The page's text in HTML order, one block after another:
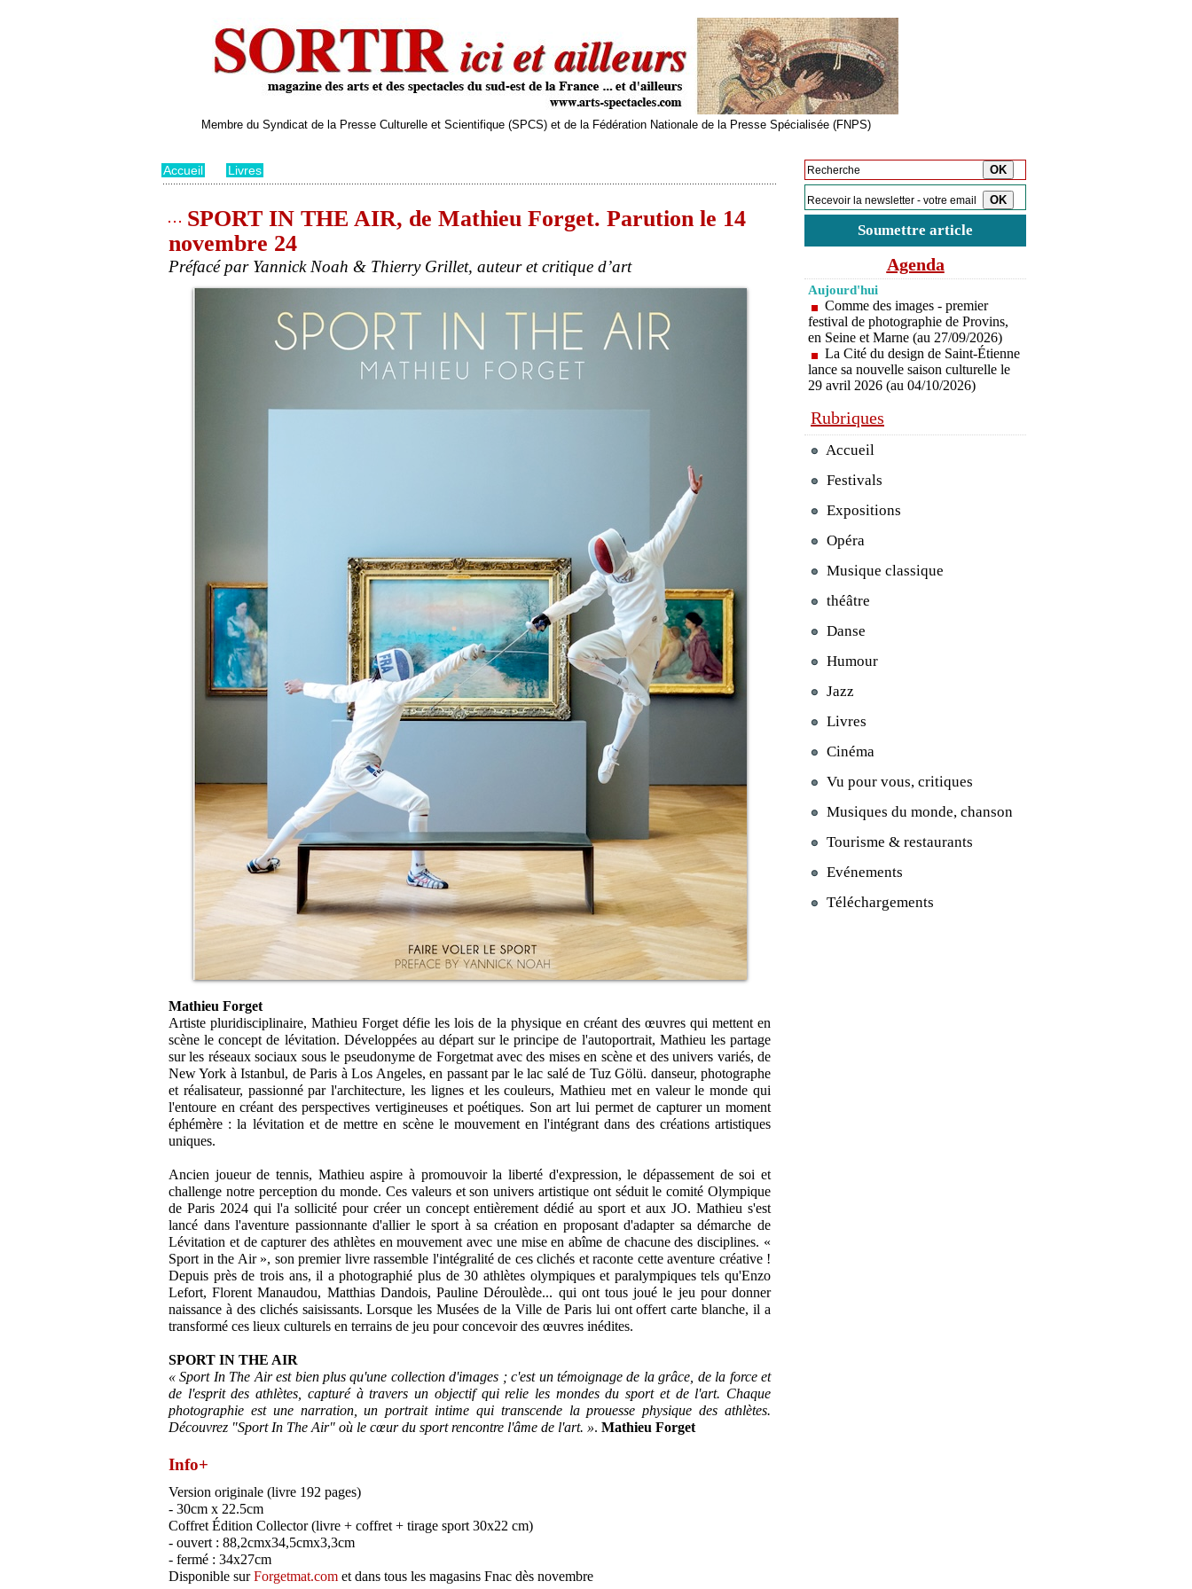
Membre du Syndicat de la Presse Culturelle et Scientifique (SPCS) et de la Fédération Nationale de la Presse Spécialisée (FNPS)
Accueil Livres
SPORT IN THE AIR, de Mathieu Forget. Parution le 14
novembre 24
Préfacé par Yannick Noah & Thierry Grillet, auteur et critique d’art
Mathieu Forget
Artiste pluridisciplinaire, Mathieu Forget défie les lois de la physique en créant des œuvres qui mettent en
scène le concept de lévitation. Développées au départ sur le principe de l'autoportrait, Mathieu les partage
sur les réseaux sociaux sous le pseudonyme de Forgetmat avec des mises en scène et des univers variés, de
New York à Istanbul, de Paris à Los Angeles, en passant par le lac salé de Tuz Gölü. danseur, photographe
et réalisateur, passionné par l'architecture, les lignes et les couleurs, Mathieu met en valeur le monde qui
l'entoure en créant des perspectives vertigineuses et poétiques. Son art lui permet de capturer un moment
éphémère : la lévitation et de mettre en scène le mouvement en l'intégrant dans des créations artistiques
uniques.
Ancien joueur de tennis, Mathieu aspire à promouvoir la liberté d'expression, le dépassement de soi et
challenge notre perception du monde. Ces valeurs et son univers artistique ont séduit le comité Olympique
de Paris 2024 qui l'a sollicité pour créer un concept entièrement dédié au sport et aux JO. Mathieu s'est
lancé dans l'aventure passionnante d'allier le sport à sa création en proposant d'adapter sa démarche de
Lévitation et de capturer des athlètes en mouvement avec une mise en abîme de chacune des disciplines. «
Sport in the Air », son premier livre rassemble l'intégralité de ces clichés et raconte cette aventure créative !
Depuis près de trois ans, il a photographié plus de 30 athlètes olympiques et paralympiques tels qu'Enzo
Lefort, Florent Manaudou, Matthias Dandois, Pauline Déroulède... qui ont tous joué le jeu pour donner
naissance à des clichés saisissants. Lorsque les Musées de la Ville de Paris lui ont offert carte blanche, il a
transformé ces lieux culturels en terrains de jeu pour concevoir des œuvres inédites.
SPORT IN THE AIR
« Sport In The Air est bien plus qu'une collection d'images ; c'est un témoignage de la grâce, de la force et
de l'esprit des athlètes, capturé à travers un objectif qui relie les mondes du sport et de l'art. Chaque
photographie est une narration, un portrait intime qui transcende la prouesse physique des athlètes.
Découvrez "Sport In The Air" où le cœur du sport rencontre l'âme de l'art. ». Mathieu Forget
Info+
Version originale (livre 192 pages)
- 30cm x 22.5cm
Coffret Édition Collector (livre + coffret + tirage sport 30x22 cm)
- ouvert : 88,2cmx34,5cmx3,3cm
- fermé : 34x27cm
Disponible surForgetmat.com et dans tous les magasins Fnac dès novembre
Soumettre article
Agenda
Aujourd'hui
Comme des images - premier
festival de photographie de Provins,
en Seine et Marne (au 27/09/2026)
La Cité du design de Saint-Étienne
lance sa nouvelle saison culturelle le
29 avril 2026 (au 04/10/2026)
Rubriques
Accueil
Festivals
Expositions
Opéra
Musique classique
théâtre
Danse
Humour
Jazz
Livres
Cinéma
Vu pour vous, critiques
Musiques du monde, chanson
Tourisme & restaurants
Evénements
Téléchargements